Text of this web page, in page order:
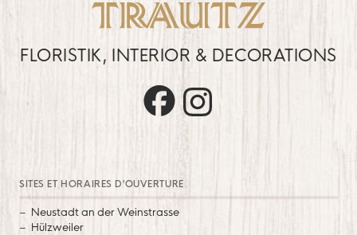
FLORISTIK, INTERIOR & DECORATIONS
Trautz auf Facebook
SITES ET HORAIRES D'OUVERTURE
Neustadt an der Weinstrasse
Hülzweiler